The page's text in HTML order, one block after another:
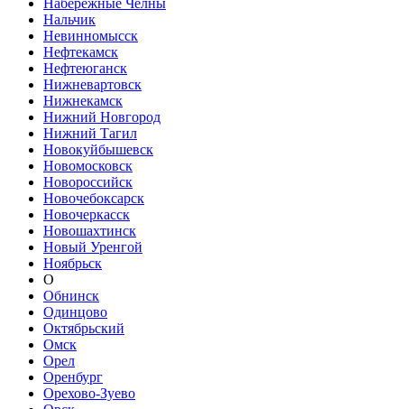
Набережные Челны
Нальчик
Невинномысск
Нефтекамск
Нефтеюганск
Нижневартовск
Нижнекамск
Нижний Новгород
Нижний Тагил
Новокуйбышевск
Новомосковск
Новороссийск
Новочебоксарск
Новочеркасск
Новошахтинск
Новый Уренгой
Ноябрьск
О
Обнинск
Одинцово
Октябрьский
Омск
Орел
Оренбург
Орехово-Зуево